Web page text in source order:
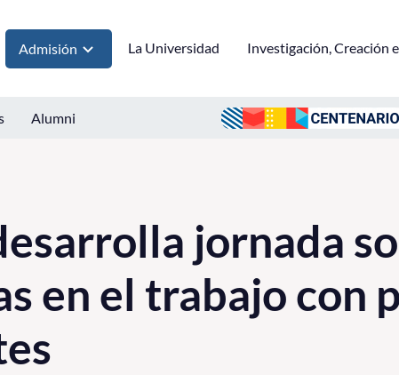
Admisión La Universidad Investigación, Creación
Alumni
jornada
en el trabajo con